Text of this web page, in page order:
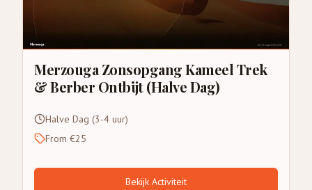
Merzouga Zonsopgang Kameel Trek
& Berber Ontbijt (Halve Dag)
Halve Dag (3-4 uur)
From €25
Bekijk Activiteit